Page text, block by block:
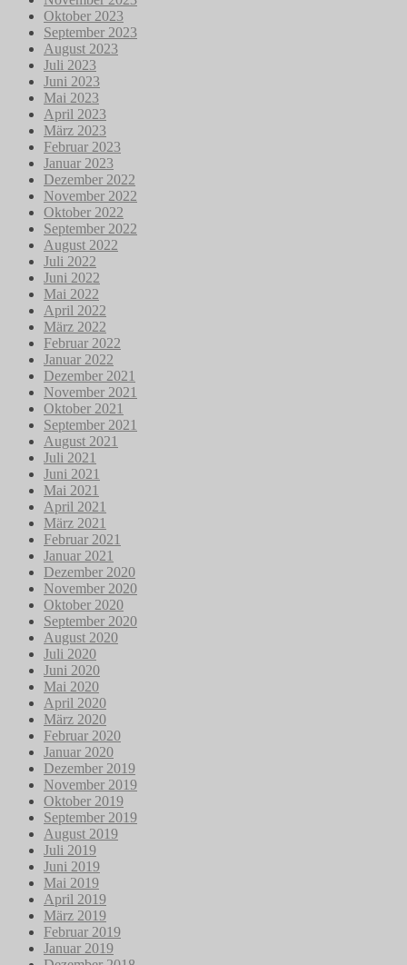
Oktober 2023
September 2023
August 2023
Juli 2023
Juni 2023
Mai 2023
April 2023
März 2023
Februar 2023
Januar 2023
Dezember 2022
November 2022
Oktober 2022
September 2022
August 2022
Juli 2022
Juni 2022
Mai 2022
April 2022
März 2022
Februar 2022
Januar 2022
Dezember 2021
November 2021
Oktober 2021
September 2021
August 2021
Juli 2021
Juni 2021
Mai 2021
April 2021
März 2021
Februar 2021
Januar 2021
Dezember 2020
November 2020
Oktober 2020
September 2020
August 2020
Juli 2020
Juni 2020
Mai 2020
April 2020
März 2020
Februar 2020
Januar 2020
Dezember 2019
November 2019
Oktober 2019
September 2019
August 2019
Juli 2019
Juni 2019
Mai 2019
April 2019
März 2019
Februar 2019
Januar 2019